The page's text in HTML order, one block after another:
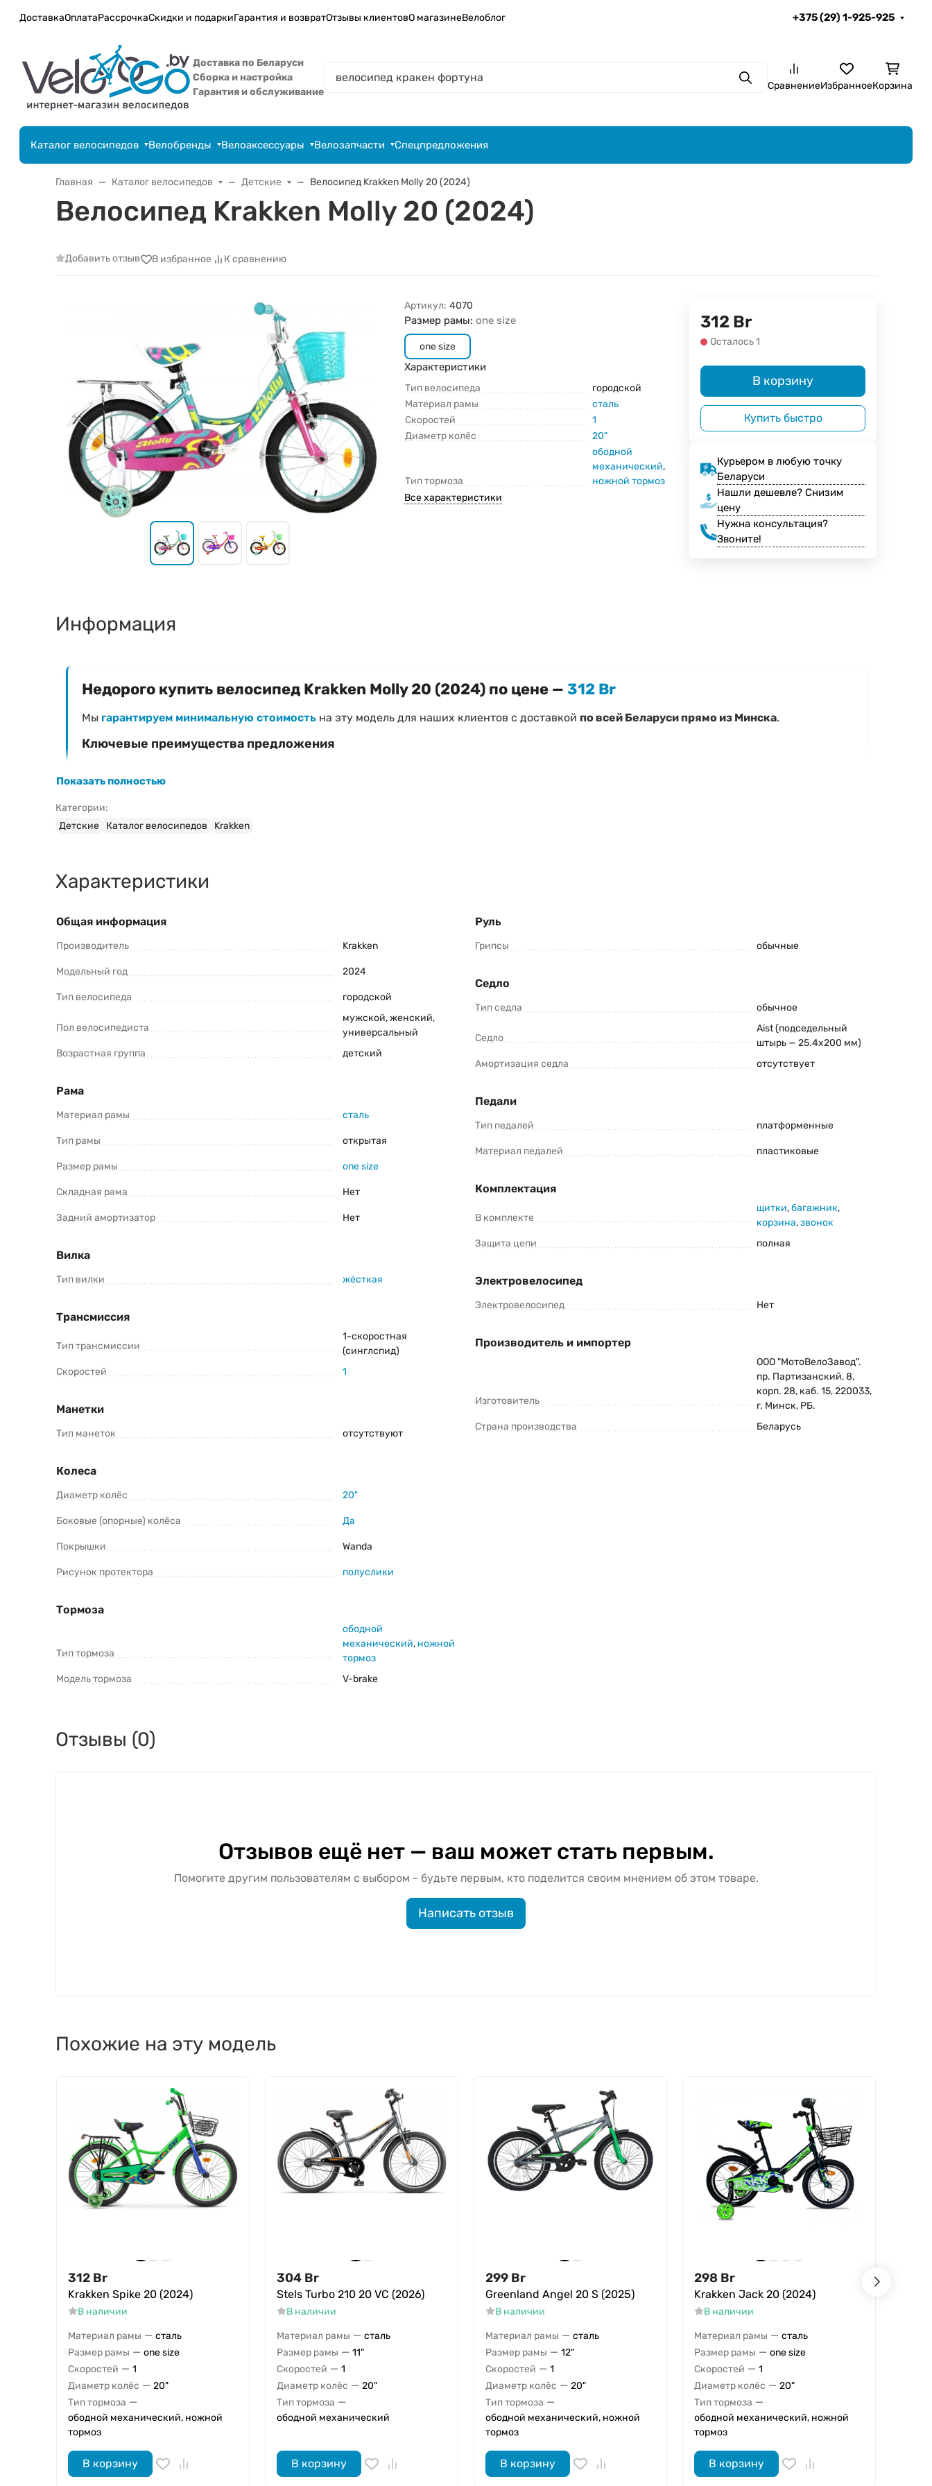
ДоставкаОплатаРассрочкаСкидки и подаркиГарантия и возвратОтзывы клиентовО магазинеВелоблог +375 (29) 1-925-925
Доставка по Беларуси
Сборка и настройка
Гарантия и обслуживание
ПоискСравнениеИзбранноеКорзина
Каталог велосипедов Велобренды Велоаксессуары Велозапчасти Спецпредложения
Главная Каталог велосипедов Детские Велосипед Krakken Molly 20 (2024)
Велосипед Krakken Molly 20 (2024)
Добавить отзыв В избранное К сравнению
Артикул: 4070
Размер рамы:one size
one size
Характеристики
Тип велосипеда
городской
Материал рамы
сталь
Скоростей
1
Диаметр колёс
20"
Тип тормоза
ободной
механический,
ножной тормоз
Все характеристики
312 Br
Осталось 1
В корзину
Купить быстро
Курьером в любую точку
Беларуси
Нашли дешевле? Снизим
цену
Нужна консультация?
Звоните!
Информация
Недорого купить велосипед Krakken Molly 20 (2024) по цене — 312 Br
Мы гарантируем минимальную стоимость на эту модель для наших клиентов с доставкой по всей Беларуси прямо из Минска.
Ключевые преимущества предложения
Затрудняетесь с выбором модели?
Свяжитесь с консультантом для быстрого ответа!
Наш менеджер поможет подтвердить наличие, уточнить характеристики Krakken
Molly 20 (2024) и оформить заказ.
Консультация и оформление заказа:
+375 (29) 1-925-925
Telegram
*Информация о товаре предоставлена для ознакомления. Производители оставляют за собой право изменять внешний вид, характеристики и комплектацию товара предварительно не уведомляя
продавцов и потребителей. Прежде чем купить Krakken Molly 20 (2024) уточните все важные для вас параметры велосипеда.
Показать полностью
Категории:
Детские
Каталог велосипедов Krakken
Характеристики
Общая информация
Производитель Krakken
Модельный год 2024
Тип велосипеда городской
Пол велосипедиста
мужской, женский,
универсальный
Возрастная группа
детский
Рама
Материал рамы сталь
Тип рамы открытая
Размер рамы one size
Складная рама Нет
Задний амортизатор Нет
Вилка
Тип вилки жёсткая
Трансмиссия
Тип трансмиссии
1-скоростная
(синглспид)
Скоростей
1
Манетки
Тип манеток отсутствуют
Колеса
Диаметр колёс 20"
Боковые (опорные) колёса Да
Покрышки Wanda
Рисунок протектора полуслики
Тормоза
Тип тормоза
ободной
механический, ножной
тормоз
Модель тормоза
V-brake
Руль
Грипсы обычные
Седло
Тип седла обычное
Седло
Aist (подседельный
штырь — 25.4x200 мм)
Амортизация седла
отсутствует
Педали
Тип педалей платформенные
Материал педалей пластиковые
Комплектация
В комплекте
щитки,багажник,
корзина,звонок
Защита цепи
полная
Электровелосипед
Электровелосипед Нет
Производитель и импортер
Изготовитель
ООО "МотоВелоЗавод".
пр. Партизанский, 8,
корп. 28, каб. 15, 220033,
г. Минск, РБ.
Страна производства
Беларусь
Отзывы (0)
Отзывов ещё нет — ваш может стать первым.
Помогите другим пользователям с выбором - будьте первым, кто поделится своим мнением об этом товаре.
Написать отзыв
Похожие на эту модель
312 Br
Krakken Spike 20 (2024)
В наличии
Материал рамы — сталь
Размер рамы — one size
Скоростей — 1
Диаметр колёс — 20"
Тип тормоза —
ободной механический, ножной
тормоз
В корзину
304 Br
Stels Turbo 210 20 VC (2026)
В наличии
Материал рамы — сталь
Размер рамы — 11"
Скоростей — 1
Диаметр колёс — 20"
Тип тормоза —
ободной механический
В корзину
299 Br
Greenland Angel 20 S (2025)
В наличии
Материал рамы — сталь
Размер рамы — 12"
Скоростей — 1
Диаметр колёс — 20"
Тип тормоза —
ободной механический, ножной
тормоз
В корзину
298 Br
Krakken Jack 20 (2024)
В наличии
Материал рамы — сталь
Размер рамы — one size
Скоростей — 1
Диаметр колёс — 20"
Тип тормоза —
ободной механический, ножной
тормоз
В корзину